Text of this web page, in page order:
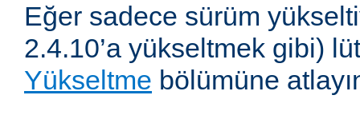
Eğer sadece sürüm
2.4.10’a yükseltmek gibi)
Yükseltme bölümüne